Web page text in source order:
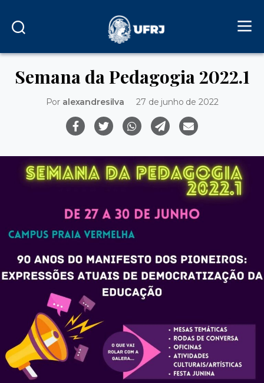
Semana da Pedagogia 2022.1
Por alexandresilva 27 de junho de 2022